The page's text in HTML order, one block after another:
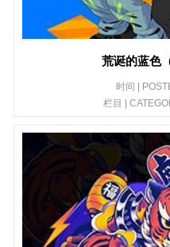
荒诞的蓝色
时间 |
栏目 |